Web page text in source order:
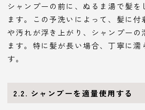
シャンプーの前に、ぬるま湯で髪を
ます。この予洗いによって、髪に付
や汚れが浮き上がり、シャンプーの
ます。特に髪が長い場合、丁寧に濡
す。
2.2. シャンプーを適量使用する